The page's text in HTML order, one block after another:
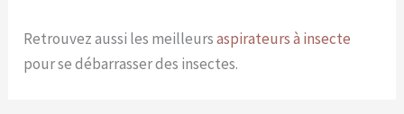
Retrouvez aussi les meilleursaspirateurs à insecte
pour se débarrasser des insectes.